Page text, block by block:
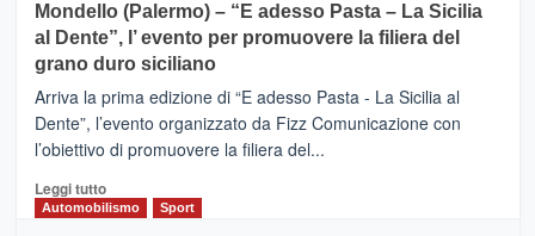
e
messaggi
di
CASTIGLIONE
DI
SICILIA
(Ct)
–
Il
Borgo
Gusto,
il
Mondello (Palermo) – “E adesso Pasta – La Sicilia
al Dente”, l’ evento per promuovere la filiera del
grano duro siciliano
Arriva la prima edizione di “E adesso Pasta - La Sicilia al
Dente”, l’evento organizzato da Fizz Comunicazione con
l’obiettivo di promuovere la filiera del...
Leggi tuttoLeggi
di
Automobilismo Sport